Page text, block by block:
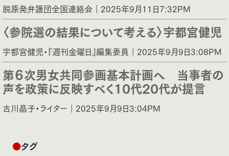
脱原発弁護団全国連絡会｜2025年9月11日7:32PM
〈参院選の結果について考える〉宇都宮健児
宇都宮健児・『週刊金曜日』編集委員｜2025年9月9日3:08PM
第６次男女共同参画基本計画へ 当事者の
声を政策に反映すべく10代20代が提言
古川晶子・ライター｜2025年9月9日3:04PM
●タグ